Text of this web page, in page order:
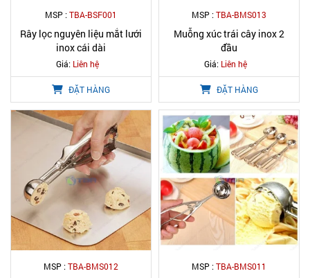
MSP :TBA-BSF001
Rây lọc nguyên liệu mắt lưới
inox cái dài
Giá: Liên hệ
ĐẶT HÀNG
MSP :TBA-BMS013
Muỗng xúc trái cây inox 2
đầu
Giá: Liên hệ
ĐẶT HÀNG
MSP :TBA-BMS012 MSP :TBA-BMS011